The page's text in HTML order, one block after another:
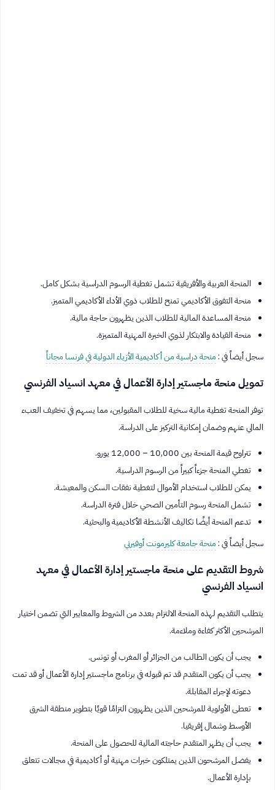
المنحة العربية والأفريقية تشمل تغطية الرسوم الدراسية بشكل كامل.
منحة التفوق الأكاديمي تمنح للطلاب ذوي الأداء الأكاديمي المتميز.
منحة المساعدة المالية للطلاب الذين يظهرون حاجة مالية.
منحة القيادة والابتكار لذوي الخبرة المهنية المتميزة.
سجل أيضاً في :منحة دراسية من أكاديمية الأزياء الدولية في فرنسا مجاناً
تمويل منحة ماجستير إدارة الأعمال في معهد انسياد الفرنسي
توفر المنحة تغطية مالية سخية للطلاب المقبولين، مما يسهم في تخفيف العبء
المالي عنهم وضمان إمكانية التركيز على الدراسة.
تتراوح قيمة المنحة بين 10,000 – 12,000 يورو.
تغطي المنحة جزءاً كبيراً من الرسوم الدراسية.
يمكن للطلاب استخدام الأموال لتغطية نفقات السكن والمعيشة.
تشمل المنحة رسوم التأمين الصحي خلال فترة الدراسة.
تدعم المنحة أيضًا تكاليف الأنشطة الأكاديمية والبحثية.
سجل أيضاً في :منحة جامعة كليرمونت أوفيرني
شروط التقديم على منحة ماجستير إدارة الأعمال في معهد
انسياد الفرنسي
يتطلب التقديم لهذه المنحة الالتزام بعدد من الشروط والمعايير التي تضمن اختيار
المرشحين الأكثر كفاءة وملاءمة.
يجب أن يكون الطالب من الجزائر أو المغرب أو تونس.
يجب أن يكون المتقدم قد تم قبوله في برنامج ماجستير إدارة الأعمال أو قد تمت
دعوته لإجراء المقابلة.
تعطى الأولوية للمرشحين الذين يظهرون التزامًا قويًا بتطوير منطقة الشرق
الأوسط وشمال إفريقيا.
يجب أن يظهر المتقدم حاجته المالية للحصول على المنحة.
يفضل المرشحون الذين يمتلكون خبرات مهنية أو أكاديمية في مجالات تتعلق
بإدارة الأعمال.